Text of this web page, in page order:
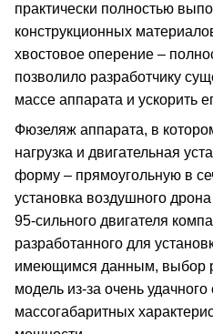
практически полностью
конструкционных
хвостовое оперение –
позволило разработчику
массе аппарата и ускорить
Фюзеляж аппарата, в
нагрузка и двигательная
форму – прямоугольную в
установка воздушного
95-сильного двигателя
разработанного для
имеющимся данным, выбор
модель из-за очень удачного
массогабаритных